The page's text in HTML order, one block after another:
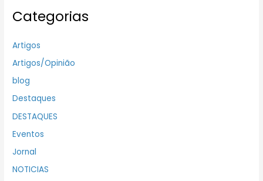
Categorias
Artigos
Artigos/Opinião
blog
Destaques
DESTAQUES
Eventos
Jornal
NOTICIAS